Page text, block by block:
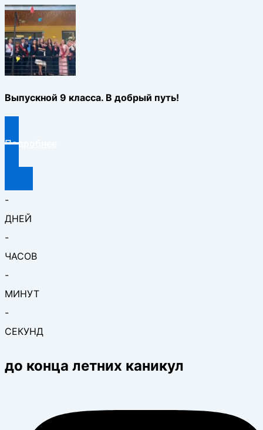
Выпускной 9 класса. В добрый путь!
Подробнее
-
ДНЕЙ
-
ЧАСОВ
-
МИНУТ
-
СЕКУНД
до конца летних каникул